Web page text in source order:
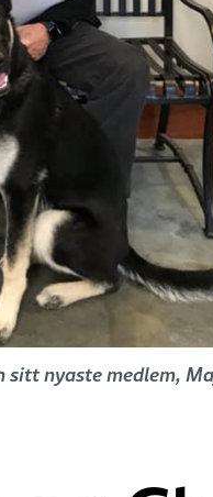
sitt nyaste medlem,